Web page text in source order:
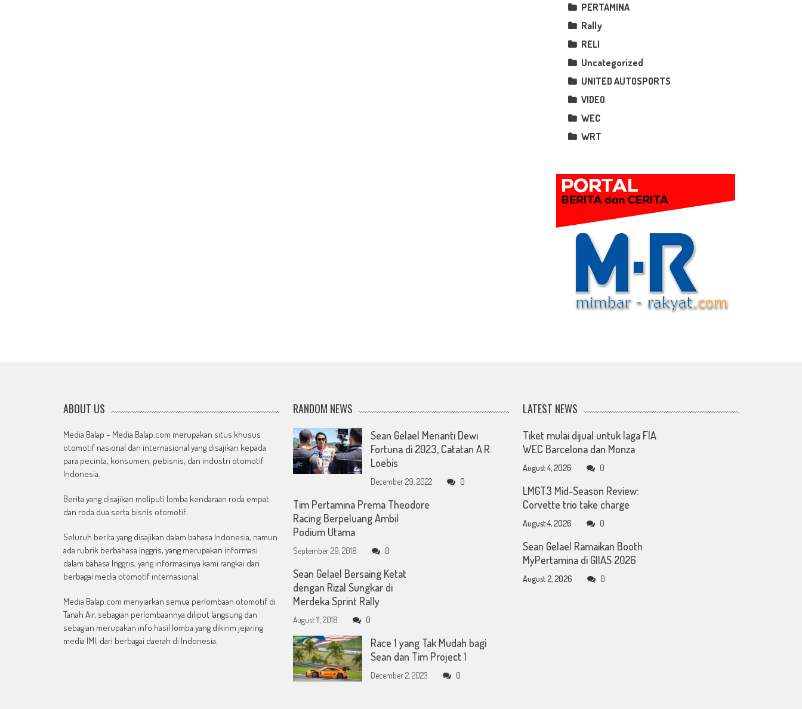
PERTAMINA
Rally
RELI
Uncategorized
UNITED AUTOSPORTS
VIDEO
WEC
WRT
ABOUT US
Media Balap – Media Balap.com merupakan situs khusus
otomotif nasional dan internasional yang disajikan kepada
para pecinta, konsumen, pebisnis, dan industri otomotif
Indonesia.
Berita yang disajikan meliputi lomba kendaraan roda empat
dan roda dua serta bisnis otomotif.
Seluruh berita yang disajikan dalam bahasa Indonesia, namun
ada rubrik berbahasa Inggris, yang merupakan informasi
dalam bahasa Inggris, yang informasinya kami rangkai dari
berbagai media otomotif internasional.
Media Balap.com menyiarkan semua perlombaan otomotif di
Tanah Air, sebagian perlombaannya diliput langsung dan
sebagian merupakan info hasil lomba yang dikirim jejaring
media IMI, dari berbagai daerah di Indonesia.
RANDOM NEWS
Sean Gelael Menanti Dewi
Fortuna di 2023, Catatan A.R.
Loebis
December 29, 2022 0
Tim Pertamina Prema Theodore
Racing Berpeluang Ambil
Podium Utama
September 29, 2018 0
Sean Gelael Bersaing Ketat
dengan Rizal Sungkar di
Merdeka Sprint Rally
August 11, 2018 0
Race 1 yang Tak Mudah bagi
Sean dan Tim Project 1
December 2, 2023 0
LATEST NEWS
Tiket mulai dijual untuk laga FIA
WEC Barcelona dan Monza
August 4, 2026 0
LMGT3 Mid-Season Review:
Corvette trio take charge
August 4, 2026 0
Sean Gelael Ramaikan Booth
MyPertamina di GIIAS 2026
August 2, 2026 0